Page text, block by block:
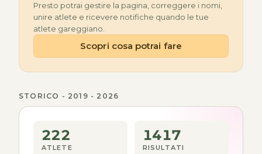
Presto potrai gestire la pagina, correggere i nomi,
unire atlete e ricevere notifiche quando le tue
atlete gareggiano.
Scopri cosa potrai fare
STORICO - 2019 - 2026
222
ATLETE
1417
RISULTATI